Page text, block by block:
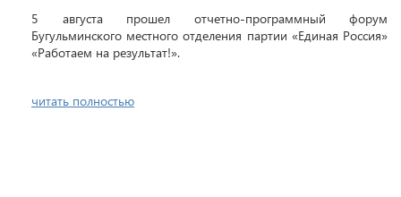
5 августа прошел отчетно-программный форум
Бугульминского местного отделения партии «Единая Россия»
«Работаем на результат!».
читать полностью